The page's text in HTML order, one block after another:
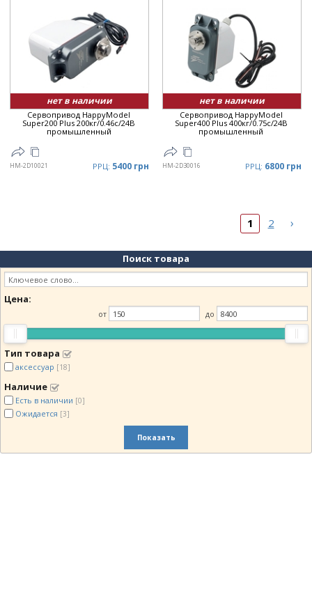
нет в наличии
Сервопривод HappyModel
Super200 Plus 200кг/0.46с/24В
промышленный
HM-2D10021 РРЦ: 5400 грн
нет в наличии
Сервопривод HappyModel
Super400 Plus 400кг/0.75с/24В
промышленный
HM-2D30016 РРЦ: 6800 грн
1 2 ›
Поиск товара
Цена:
от до
Тип товара
аксессуар [18]
Наличие
Есть в наличии [0]
Ожидается [3]
Показать